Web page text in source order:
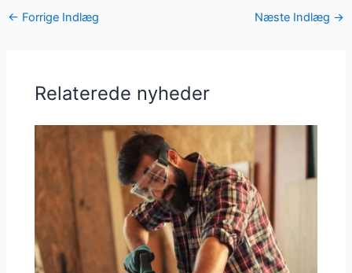
← Forrige Indlæg Næste Indlæg →
Relaterede nyheder